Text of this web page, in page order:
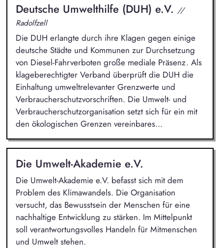
Deutsche Umwelthilfe (DUH) e.V. //
Radolfzell
Die DUH erlangte durch ihre Klagen gegen einige
deutsche Städte und Kommunen zur Durchsetzung
von Diesel-Fahrverboten große mediale Präsenz. Als
klageberechtigter Verband überprüft die DUH die
Einhaltung umweltrelevanter Grenzwerte und
Verbraucherschutzvorschriften. Die Umwelt- und
Verbraucherschutzorganisation setzt sich für ein mit
den ökologischen Grenzen vereinbares...
Die Umwelt-Akademie e.V.
Die Umwelt-Akademie e.V. befasst sich mit dem
Problem des Klimawandels. Die Organisation
versucht, das Bewusstsein der Menschen für eine
nachhaltige Entwicklung zu stärken. Im Mittelpunkt
soll verantwortungsvolles Handeln für Mitmenschen
und Umwelt stehen.